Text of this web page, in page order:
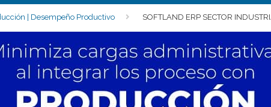
| Desempeño Productivo SOFTLAND ERP SECTOR